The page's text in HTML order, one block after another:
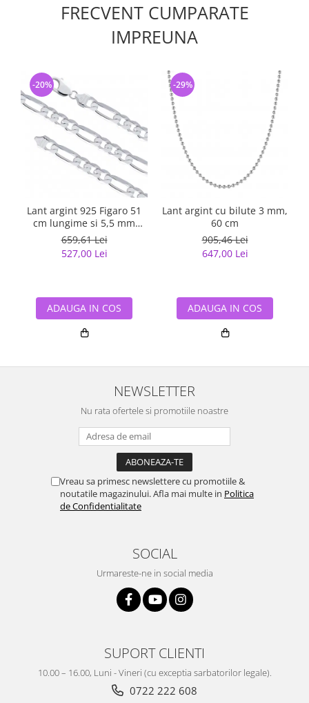
FRECVENT CUMPARATE
IMPREUNA
Lant argint 925 Figaro 51
cm lungime si 5,5 mm
latime, Classical You
LSX0202
659,61 Lei
527,00 Lei
-20%
ADAUGA IN COS
Lant argint cu bilute 3 mm,
60 cm
905,46 Lei
647,00 Lei
-29%
ADAUGA IN COS
NEWSLETTER
Nu rata ofertele si promotiile noastre
Vreau sa primesc newslettere cu promotiile &
noutatile magazinului. Afla mai multe in Politica
de Confidentialitate
SOCIAL
Urmareste-ne in social media
SUPORT CLIENTI
10.00 – 16.00, Luni - Vineri (cu exceptia sarbatorilor legale).
0722 222 608